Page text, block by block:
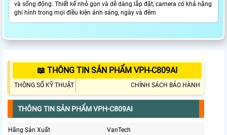
và sống động. Thiết kế nhỏ gọn và dễ dàng lắp đặt, camera có khả năng
ghi hình trong mọi điều kiện ánh sáng, ngày và đêm
📖 THÔNG TIN SẢN PHẨM VPH-C809AI
THÔNG SỐ KỸ THUẬT CHÍNH SÁCH BẢO HÀNH
THÔNG TIN SẢN PHẨM VPH-C809AI
Hãng Sản Xuất
VanTech